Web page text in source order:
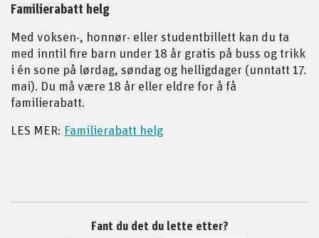
Familierabatt helg
Med voksen-, honnør- eller studentbillett kan du ta
med inntil fire barn under 18 år gratis på buss og trikk
i én sone på lørdag, søndag og helligdager (unntatt 17.
mai). Du må være 18 år eller eldre for å få
familierabatt.
LES MER: Familierabatt helg
Fant du det du lette etter?